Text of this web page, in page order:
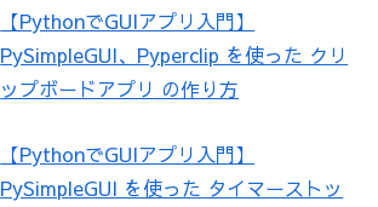
【PythonでGUIアプリ入門】
PySimpleGUI、Pyperclip を使った クリ
ップボードアプリ の作り方
【PythonでGUIアプリ入門】
PySimpleGUI を使った タイマーストッ